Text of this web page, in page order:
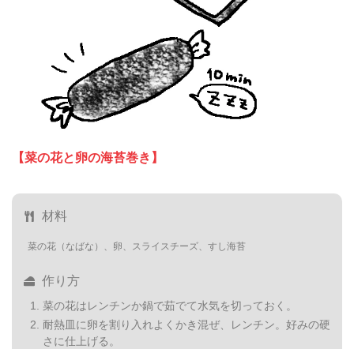
【菜の花と卵の海苔巻き】
材料
菜の花（なばな）、卵、スライスチーズ、すし海苔
作り方
菜の花はレンチンか鍋で茹でて水気を切っておく。
耐熱皿に卵を割り入れよくかき混ぜ、レンチン。好みの硬
さに仕上げる。